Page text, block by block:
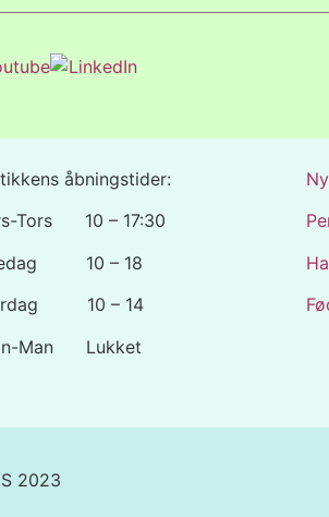
åbningstider:
Tors 10 – 17:30
10 – 18
10 – 14
Man Lukket
2023